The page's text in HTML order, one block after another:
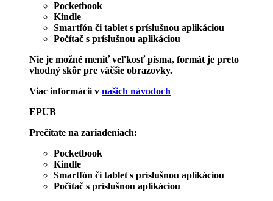
Pocketbook
Kindle
Smartfón či tablet s príslušnou aplikáciou
Počítač s príslušnou aplikáciou
Nie je možné meniť veľkosť písma, formát je preto
vhodný skôr pre väčšie obrazovky.
Viac informácií v našich návodoch
EPUB
Prečítate na zariadeniach:
Pocketbook
Kindle
Smartfón či tablet s príslušnou aplikáciou
Počítač s príslušnou aplikáciou